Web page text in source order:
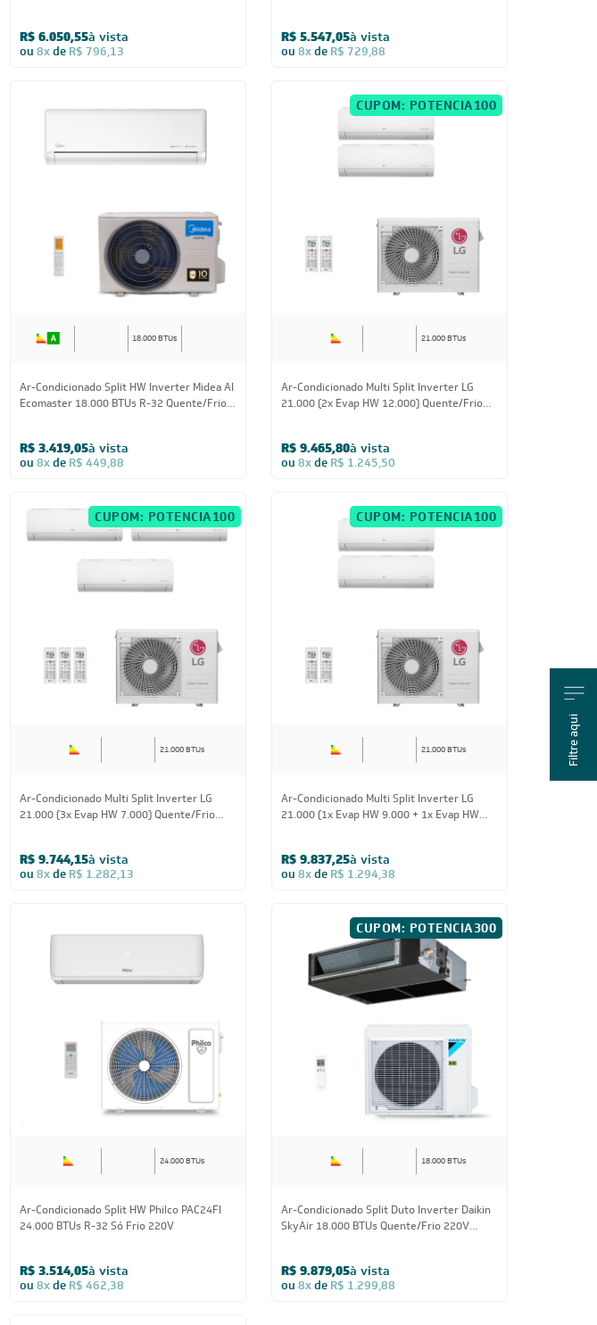
R$ 6.050,55à vista
ou 8xde R$ 796,13
R$ 5.547,05à vista
ou 8xde R$ 729,88
18.000 BTUs
Ar-Condicionado Split HW Inverter Midea AI
Ecomaster 18.000 BTUs R-32 Quente/Frio
R$ 3.419,05à vista
ou 8xde R$ 449,88
CUPOM: POTENCIA100
21.000 BTUs
Ar-Condicionado Multi Split Inverter LG
21.000 (2x Evap HW 12.000) Quente/Frio
R$ 9.465,80à vista
ou 8xde R$ 1.245,50
CUPOM: POTENCIA100
21.000 BTUs
Ar-Condicionado Multi Split Inverter LG
21.000 (3x Evap HW 7.000) Quente/Frio
R$ 9.744,15à vista
ou 8xde R$ 1.282,13
CUPOM: POTENCIA100
21.000 BTUs
Ar-Condicionado Multi Split Inverter LG
21.000 (1x Evap HW 9.000 + 1x Evap HW
R$ 9.837,25à vista
ou 8xde R$ 1.294,38
24.000 BTUs
Ar-Condicionado Split HW Philco PAC24FI
24.000 BTUs R-32 Só Frio 220V
R$ 3.514,05à vista
ou 8xde R$ 462,38
CUPOM: POTENCIA300
18.000 BTUs
Ar-Condicionado Split Duto Inverter Daikin
SkyAir 18.000 BTUs Quente/Frio 220V
R$ 9.879,05à vista
ou 8xde R$ 1.299,88
Filtre aqui